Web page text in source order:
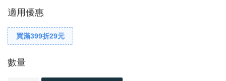
適用優惠
買滿399折29元
數量